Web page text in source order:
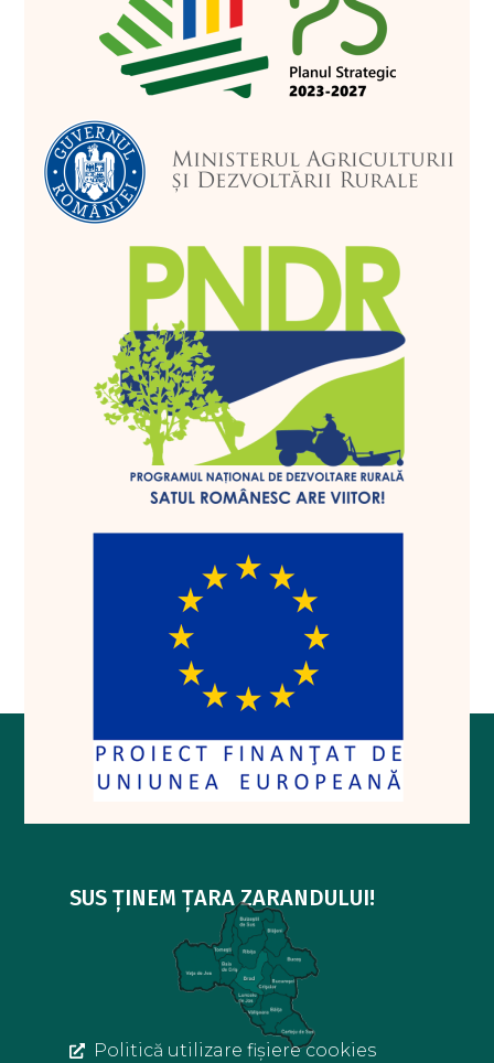
SUS ȚINEM ȚARA ZARANDULUI!
Politică utilizare fișiere cookies